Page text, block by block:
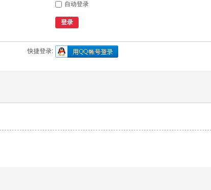
自动登录
登录
快捷登录: